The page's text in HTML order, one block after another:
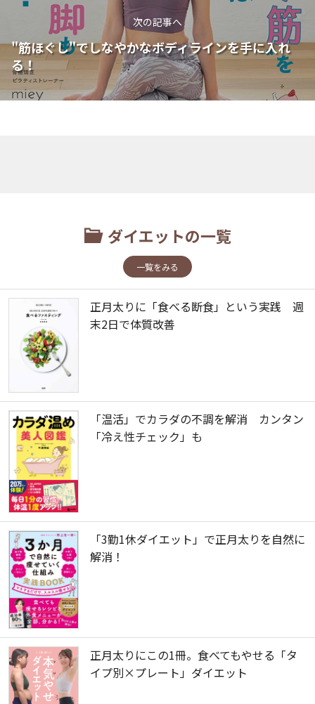
次の記事へ
"筋ほぐし"でしなやかなボディラインを手に入れ
る！
ダイエットの一覧
一覧をみる
正月太りに「食べる断食」という実践 週
末2日で体質改善
「温活」でカラダの不調を解消 カンタン
「冷え性チェック」も
「3勤1休ダイエット」で正月太りを自然に
解消！
正月太りにこの1冊。食べてもやせる「タ
イプ別×プレート」ダイエット